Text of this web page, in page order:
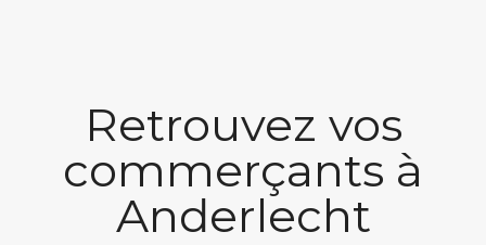
Retrouvez vos
commerçants à
Anderlecht